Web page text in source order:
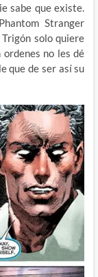
sabe que existe.
Stranger
solo quiere
ordenes no les dé
que de ser así su